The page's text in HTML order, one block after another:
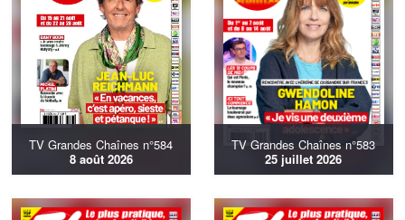
TV Grandes Chaînes n°584
8 août 2026
TV Grandes Chaînes n°583
25 juillet 2026